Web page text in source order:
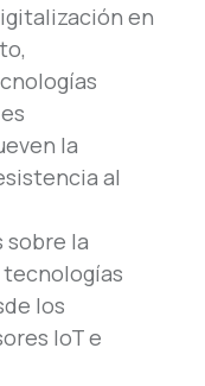
en
la
al
sobre la
los
IoT e